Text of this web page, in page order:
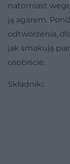
natomiast
ją agarem.
odtworzenia,
jak smakują
osobiście.
Składniki: